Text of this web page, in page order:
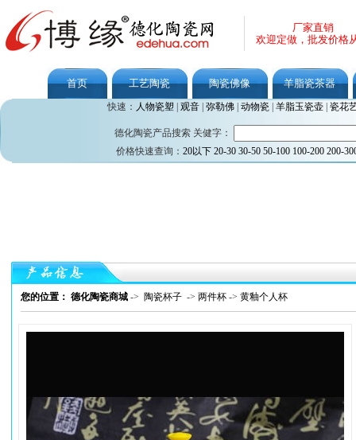
厂家直销
欢迎定做，批发价格
首页 工艺陶瓷 陶瓷佛像 羊脂瓷茶器
快速： 人物瓷塑 观音| 弥勒佛| 动物瓷| 羊脂玉瓷壶| 瓷花
德化陶瓷产品搜索 关健字：
价格快速查询： 20以下 20-30 30-50 50-100 100-200 200-
您的位置： 德化陶瓷商城 -> 陶瓷杯子 -> 两件杯 -> 黄釉个人杯